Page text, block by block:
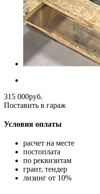
315 000руб.
Поставить в гараж
Условия оплаты
расчет на месте
постоплата
по реквизитам
грант, тендер
лизинг от 10%